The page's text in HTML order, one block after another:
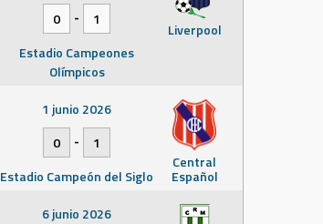
Liverpool
0
-
1
Estadio Campeones
Olímpicos
Central
Español
1 junio 2026
0
-
1
Estadio Campeón del Siglo
6 junio 2026